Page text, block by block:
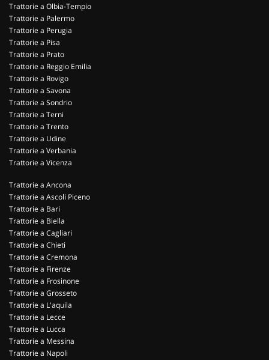
Trattorie a Olbia-Tempio
Trattorie a Palermo
Trattorie a Perugia
Trattorie a Pisa
Trattorie a Prato
Trattorie a Reggio Emilia
Trattorie a Rovigo
Trattorie a Savona
Trattorie a Sondrio
Trattorie a Terni
Trattorie a Trento
Trattorie a Udine
Trattorie a Verbania
Trattorie a Vicenza
Trattorie a Ancona
Trattorie a Ascoli Piceno
Trattorie a Bari
Trattorie a Biella
Trattorie a Cagliari
Trattorie a Chieti
Trattorie a Cremona
Trattorie a Firenze
Trattorie a Frosinone
Trattorie a Grosseto
Trattorie a L'aquila
Trattorie a Lecce
Trattorie a Lucca
Trattorie a Messina
Trattorie a Napoli